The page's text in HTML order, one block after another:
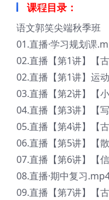
❅ ❅
❅
课程目录：
语文郭笑尖端秋季班
01.直播·学习规划课
02.直播【第1讲】【
02.直播【第1讲】运
03.直播【第2讲】【
04.直播【第3讲】【
05.直播【第4讲】【
06.直播【第5讲】【
07.直播【第6讲】【
08.直播·期中复习
09.直播【第7讲】【